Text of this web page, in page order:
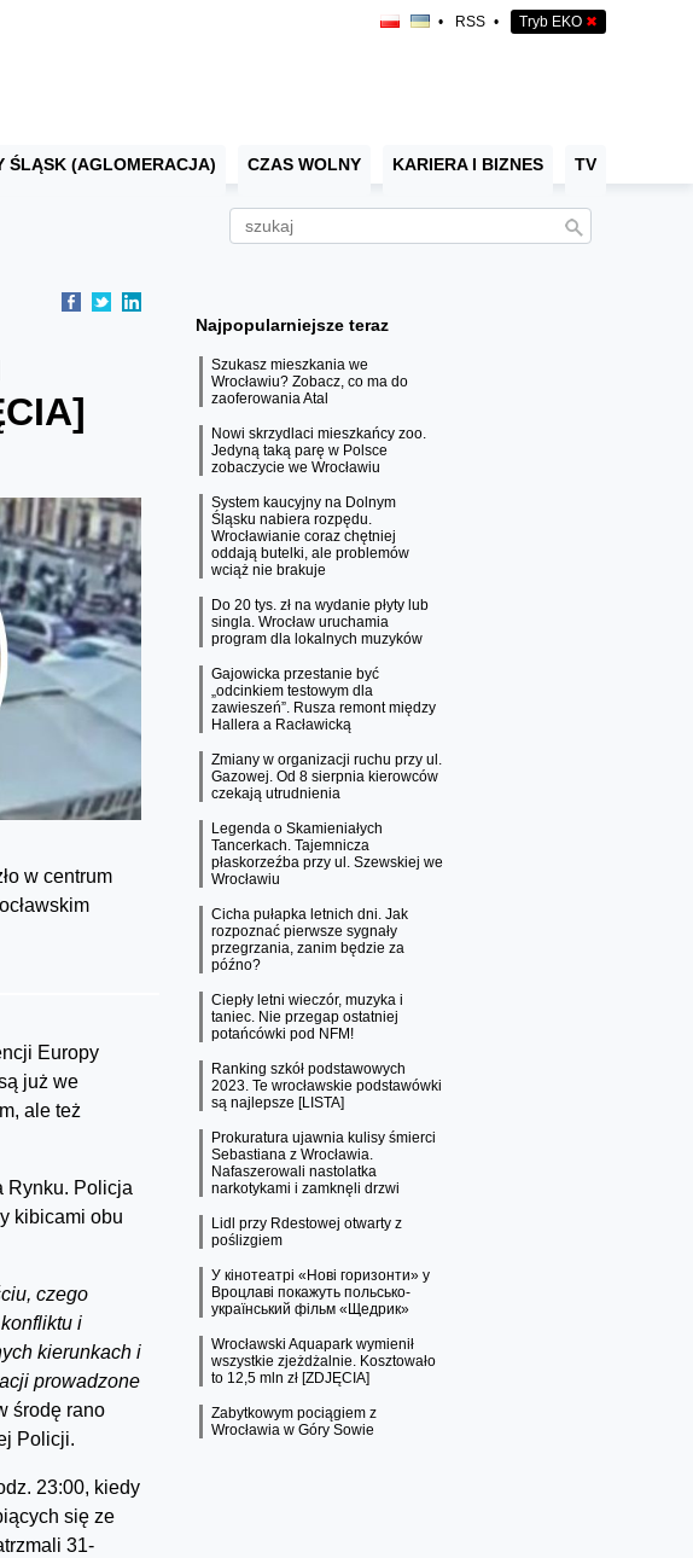
• RSS • Tryb EKO ✖
ŚLĄSK (AGLOMERACJA) CZAS WOLNY KARIERA I BIZNES TV
w centrum
Europy
już we
ale też
Rynku. Policja
kibicami obu
czego
i
kierunkach i
prowadzone
środę rano
Policji.
23:00, kiedy
się ze
31-
Najpopularniejsze teraz
Szukasz mieszkania we
Wrocławiu? Zobacz, co ma do
zaoferowania Atal
Nowi skrzydlaci mieszkańcy zoo.
Jedyną taką parę w Polsce
zobaczycie we Wrocławiu
System kaucyjny na Dolnym
Śląsku nabiera rozpędu.
Wrocławianie coraz chętniej
oddają butelki, ale problemów
wciąż nie brakuje
Do 20 tys. zł na wydanie płyty lub
singla. Wrocław uruchamia
program dla lokalnych muzyków
Gajowicka przestanie być
„odcinkiem testowym dla
zawieszeń”. Rusza remont między
Hallera a Racławicką
Zmiany w organizacji ruchu przy ul.
Gazowej. Od 8 sierpnia kierowców
czekają utrudnienia
Legenda o Skamieniałych
Tancerkach. Tajemnicza
płaskorzeźba przy ul. Szewskiej we
Wrocławiu
Cicha pułapka letnich dni. Jak
rozpoznać pierwsze sygnały
przegrzania, zanim będzie za
późno?
Ciepły letni wieczór, muzyka i
taniec. Nie przegap ostatniej
potańcówki pod NFM!
Ranking szkół podstawowych
2023. Te wrocławskie podstawówki
są najlepsze [LISTA]
Prokuratura ujawnia kulisy śmierci
Sebastiana z Wrocławia.
Nafaszerowali nastolatka
narkotykami i zamknęli drzwi
Lidl przy Rdestowej otwarty z
poślizgiem
У кінотеатрі «Нові горизонти» у
Вроцлаві покажуть польсько-
український фільм «Щедрик»
Wrocławski Aquapark wymienił
wszystkie zjeżdżalnie. Kosztowało
to 12,5 mln zł [ZDJĘCIA]
Zabytkowym pociągiem z
Wrocławia w Góry Sowie